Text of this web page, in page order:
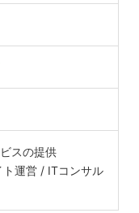
スの提供
運営 / ITコンサル